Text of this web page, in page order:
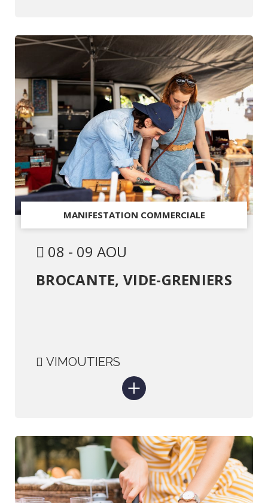
MANIFESTATION COMMERCIALE
08 - 09 AOU
BROCANTE, VIDE-GRENIERS
VIMOUTIERS